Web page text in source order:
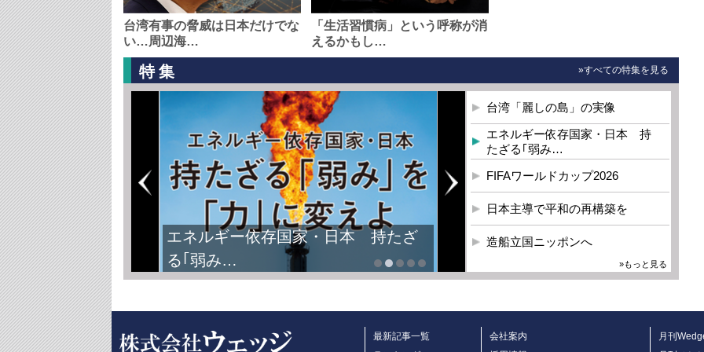
台湾有事の脅威は日本だけでな
い…周辺海…
「生活習慣病」という呼称が消
えるかもし…
特集 »すべての特集を見る
エネルギー依存国家・日本 持たざ
る｢弱み…
台湾「麗しの島」の実像
エネルギー依存国家・日本 持
たざる｢弱み…
FIFAワールドカップ2026
日本主導で平和の再構築を
造船立国ニッポンへ
»もっと見る
最新記事一覧
会社案内
月刊